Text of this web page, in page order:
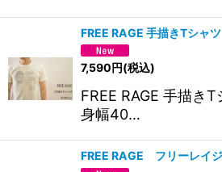
FREE RAGE 手描きTシ
7,590円(税込)
FREE RAGE 手描き
身幅40…
FREE RAGE フリーレ